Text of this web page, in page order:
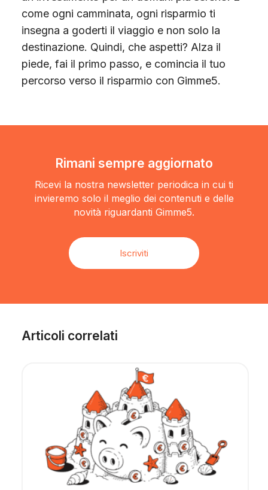
come ogni camminata, ogni risparmio ti
insegna a goderti il viaggio e non solo la
destinazione. Quindi, che aspetti? Alza il
piede, fai il primo passo, e comincia il tuo
percorso verso il risparmio con Gimme5.
Rimani sempre aggiornato
Ricevi la nostra newsletter periodica in cui ti
invieremo solo il meglio dei contenuti e delle
novità riguardanti Gimme5.
Iscriviti
Articoli correlati